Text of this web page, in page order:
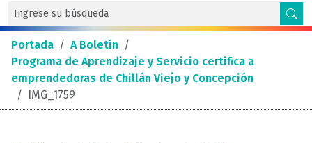
Portada / A Boletín /
Programa de Aprendizaje y Servicio certifica a
emprendedoras de Chillán Viejo y Concepción
/ IMG_1759